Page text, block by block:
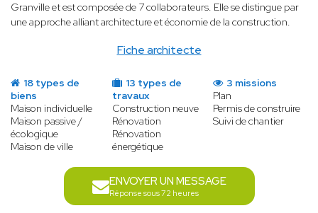
Fiche architecte
Granville et est composée de 7 collaborateurs. Elle se distingue par
une approche alliant architecture et économie de la construction.
18 types de
biens
Maison individuelle
Maison passive /
écologique
Maison de ville
13 types de
travaux
Construction neuve
Rénovation
Rénovation
énergétique
3 missions
Plan
Permis de construire
Suivi de chantier
ENVOYER UN MESSAGE
Réponse sous 72 heures